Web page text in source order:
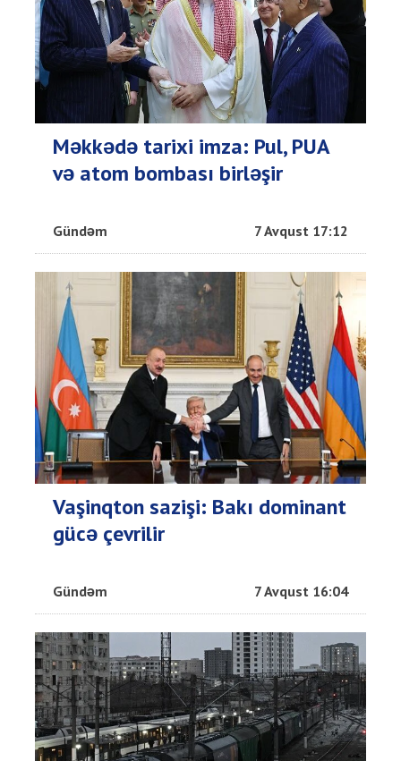
Məkkədə tarixi imza: Pul, PUA
və atom bombası birləşir
Gündəm 7 Avqust 17:12
Vaşinqton sazişi: Bakı dominant
gücə çevrilir
Gündəm 7 Avqust 16:04